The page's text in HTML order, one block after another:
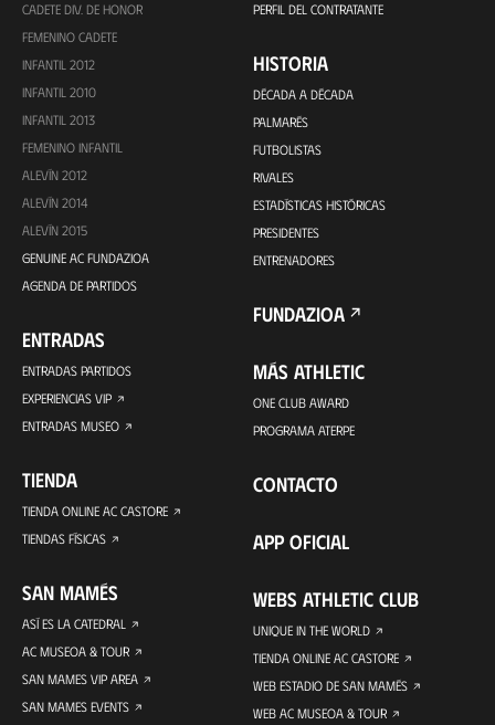
CADETE DIV. DE HONOR
FEMENINO CADETE
INFANTIL 2012
INFANTIL 2010
INFANTIL 2013
FEMENINO INFANTIL
ALEVÍN 2012
ALEVÍN 2014
ALEVÍN 2015
GENUINE AC FUNDAZIOA
AGENDA DE PARTIDOS
ENTRADAS
ENTRADAS PARTIDOS
EXPERIENCIAS VIP
ENTRADAS MUSEO
TIENDA
TIENDA ONLINE AC CASTORE
TIENDAS FÍSICAS
SAN MAMÉS
ASÍ ES LA CATEDRAL
AC MUSEOA & TOUR
SAN MAMES VIP AREA
SAN MAMES EVENTS
PERFIL DEL CONTRATANTE
HISTORIA
DÉCADA A DÉCADA
PALMARÉS
FUTBOLISTAS
RIVALES
ESTADÍSTICAS HISTÓRICAS
PRESIDENTES
ENTRENADORES
FUNDAZIOA
MÁS ATHLETIC
ONE CLUB AWARD
PROGRAMA ATERPE
CONTACTO
APP OFICIAL
WEBS ATHLETIC CLUB
UNIQUE IN THE WORLD
TIENDA ONLINE AC CASTORE
WEB ESTADIO DE SAN MAMÉS
WEB AC MUSEOA & TOUR